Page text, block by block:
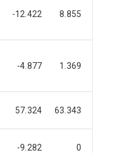
-12.422 8.855
-4.877 1.369
57.324 63.343
-9.282 0